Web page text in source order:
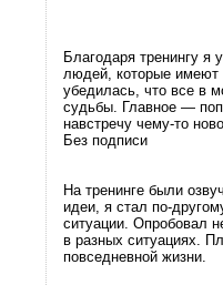
Благодаря тренингу я
людей, которые имеют
убедилась, что все в
судьбы. Главное —
навстречу чему-то
Без подписи
На тренинге были
идеи, я стал по-
ситуации. Опробовал
в разных ситуациях.
повседневной жизни.